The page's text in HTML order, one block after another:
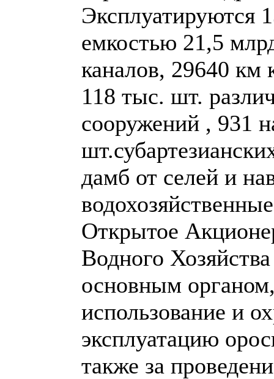
Эксплуатируются
емкостью 21,5
каналов, 29640 км
118 тыс. шт.
сооружений , 931
дамб от селей и
Открытое
Водного
основным
использование и
эксплуатацию
также за